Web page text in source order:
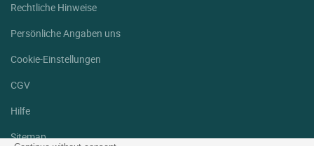
Rechtliche Hinweise
Persönliche Angaben uns
Cookie-Einstellungen
CGV
Hilfe
Sitemap